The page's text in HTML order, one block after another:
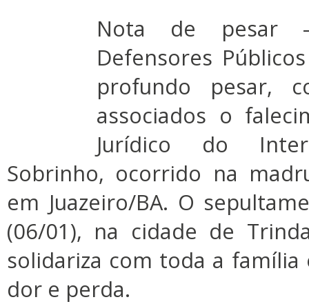
Nota de pesar
Defensores
profundo pesar,
associados o
Jurídico do
Sobrinho, ocorrido na
em Juazeiro/BA. O
(06/01), na cidade de
solidariza com toda a
dor e perda.